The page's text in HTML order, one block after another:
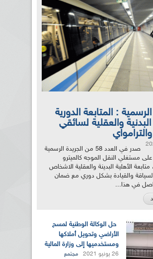
: المتابعة الدورية
البدنية والعقلية لسائقي
صدر في العدد 58 من الجريدة الرسمية
مستغلي النقل الموجه كالميترو
متابعة الأهلية البدينة والعقلية الاشخاص
والقيادة بشكل دوري مع ضمان
في هذا...
حل الوكالة الوطنية لمسح
الأراضي وتحويل أملاكها
ومستخدميها إلى وزارة المالية
26 يونيو 2021 مجتمع